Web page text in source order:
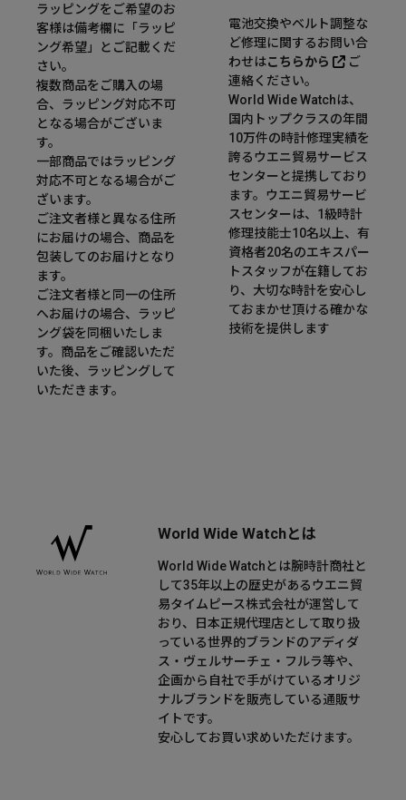
ラッピングをご希望のお
客様は備考欄に「ラッピ
ング希望」とご記載くだ
さい。
複数商品をご購入の場
合、ラッピング対応不可
となる場合がございま
す。
一部商品ではラッピング
対応不可となる場合がご
ざいます。
ご注文者様と異なる住所
にお届けの場合、商品を
包装してのお届けとなり
ます。
ご注文者様と同一の住所
へお届けの場合、ラッピ
ング袋を同梱いたしま
す。商品をご確認いただ
いた後、ラッピングして
いただきます。
電池交換やベルト調整な
ど修理に関するお問い合
わせはこちらから
ご
連絡ください。
World Wide Watchは、
国内トップクラスの年間
10万件の時計修理実績を
誇るウエニ貿易サービス
センターと提携しており
ます。ウエニ貿易サービ
スセンターは、1級時計
修理技能士10名以上、有
資格者20名のエキスパー
トスタッフが在籍してお
り、大切な時計を安心し
ておまかせ頂ける確かな
技術を提供します
World Wide Watchとは
World Wide Watchとは腕時計商社と
して35年以上の歴史があるウエニ貿
易タイムピース株式会社が運営して
おり、日本正規代理店として取り扱
っている世界的ブランドのアディダ
ス・ヴェルサーチェ・フルラ等や、
企画から自社で手がけているオリジ
ナルブランドを販売している通販サ
イトです。
安心してお買い求めいただけます。